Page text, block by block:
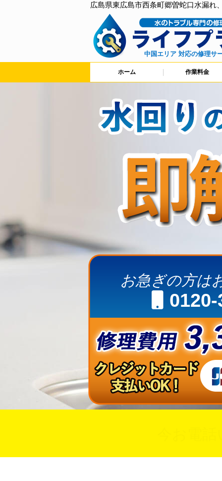
広島県東広島市西条町郷曽蛇口水漏れ
中国エリア 対応の修理サ
ホーム 作業料金
お急ぎの方は